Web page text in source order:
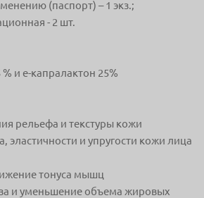
(паспорт) – 1 экз.;
- 2 шт.
и е-капралактон 25%
рельефа и текстуры кожи
эластичности и упругости кожи лица
тонуса мышц
и уменьшение объема жировых